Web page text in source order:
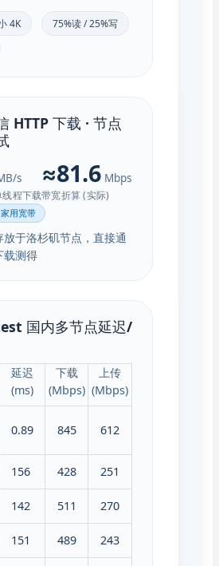
4K
75%读 / 25%写
HTTP 下载 · 节点
s
线程下载
≈81.6 Mbps
带宽折算 (实际)
用宽带
放于洛杉矶节点，直接通
载测得
国内多节点延迟/
延迟
(ms)
下载
(Mbps)
上传
(Mbps)
0.89 845 612
156 428 251
142 511 270
151 489 243